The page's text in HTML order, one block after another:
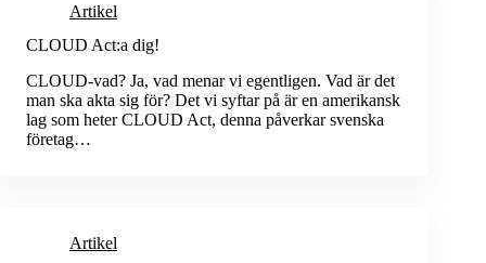
Artikel
CLOUD Act:a dig!
CLOUD-vad? Ja, vad menar vi egentligen. Vad är det
man ska akta sig för? Det vi syftar på är en amerikansk
lag som heter CLOUD Act, denna påverkar svenska
företag…
Artikel